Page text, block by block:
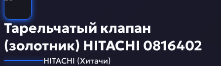
Тарельчатый клапан
(золотник) HITACHI 0816402
HITACHI (Хитачи)